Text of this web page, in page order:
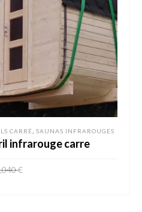
CARRÉ SAUNAS INFRAROUGES
infrarouge carre
€